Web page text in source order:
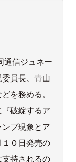
通信ジュネー
員長、青山
を務める。
破綻するア
プ現象とア
１０日発売の
持されるの